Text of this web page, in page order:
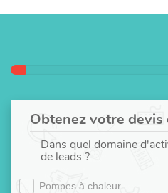
Obtenez votre devis
Dans quel domaine
de leads ?
Pompes à chaleur